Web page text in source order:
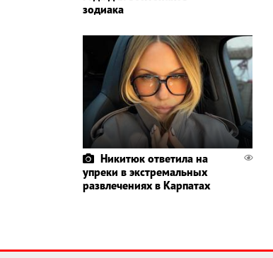
зодиака
Никитюк ответила на
упреки в экстремальных
развлечениях в Карпатах